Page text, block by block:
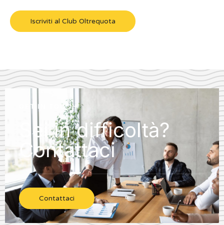
Iscriviti al Club Oltrequota
GET IN TOUCH
Sei in difficoltà?
Contattaci
Contattaci